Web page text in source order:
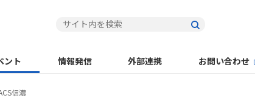
ント 情報発信 外部連携 お問い合わせ
信濃